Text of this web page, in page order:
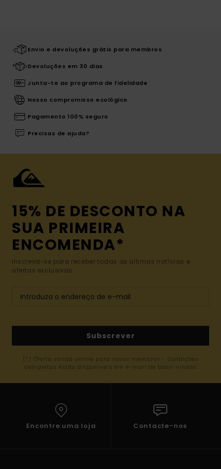
Envio e devoluções grátis para membros
Devoluções em 30 dias
Junta-te ao programa de fidelidade
Nosso compromisso ecológico
Pagamento 100% seguro
Precisas de ajuda?
15% DE DESCONTO NA
SUA PRIMEIRA
ENCOMENDA*
Inscreva-se para receber todas as últimas notícias e
ofertas exclusivas.
Subscrever
(*) Oferta válida online para novos membros - Condições
completas estão disponíveis em e-mail de boas-vindas
Encontre uma loja Contacte-nos